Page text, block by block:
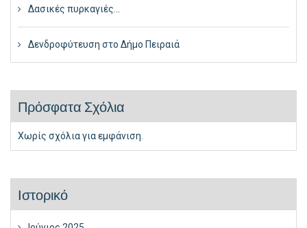
Δασικές πυρκαγιές…
Δενδροφύτευση στο Δήμο Πειραιά
Πρόσφατα Σχόλια
Χωρίς σχόλια για εμφάνιση.
Ιστορικό